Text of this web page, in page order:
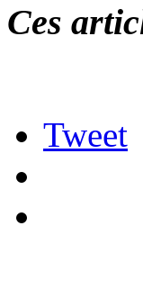
Ces
Tweet